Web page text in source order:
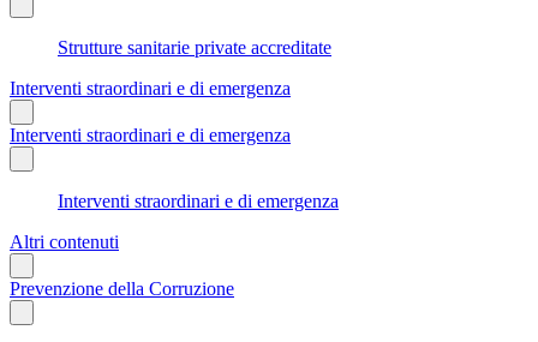
Strutture sanitarie private accreditate
Interventi straordinari e di emergenza
Interventi straordinari e di emergenza
Interventi straordinari e di emergenza
Altri contenuti
Prevenzione della Corruzione